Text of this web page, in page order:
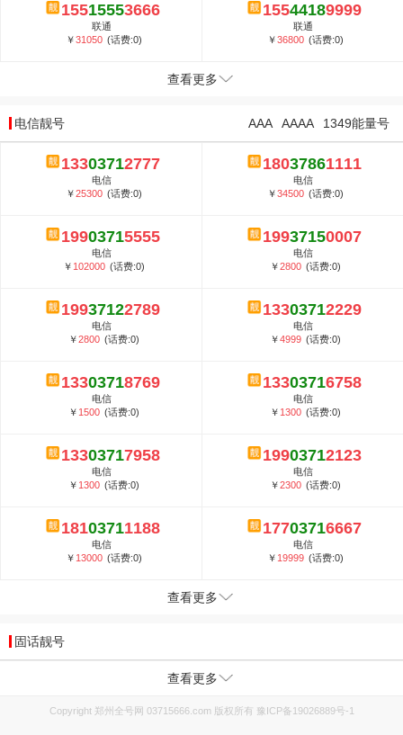
15515553666
联通
￥31050 (话费:0)
15544189999
联通
￥36800 (话费:0)
查看更多
电信靓号 1349能量号
AAAA
AAA
13303712777
电信
￥25300 (话费:0)
18037861111
电信
￥34500 (话费:0)
19903715555
电信
￥ 102000 (话费:0)
19937150007
电信
￥2800 (话费:0)
19937122789
电信
￥2800 (话费:0)
13303712229
电信
￥4999 (话费:0)
13303718769
电信
￥ 1500 (话费:0)
13303716758
电信
￥ 1300 (话费:0)
13303717958
电信
￥ 1300 (话费:0)
19903712123
电信
￥2300 (话费:0)
18103711188
电信
￥ 13000 (话费:0)
17703716667
电信
￥ 19999 (话费:0)
查看更多
固话靓号
查看更多
Copyright 郑州全号网 03715666.com 版权所有 豫ICP备19026889号-1